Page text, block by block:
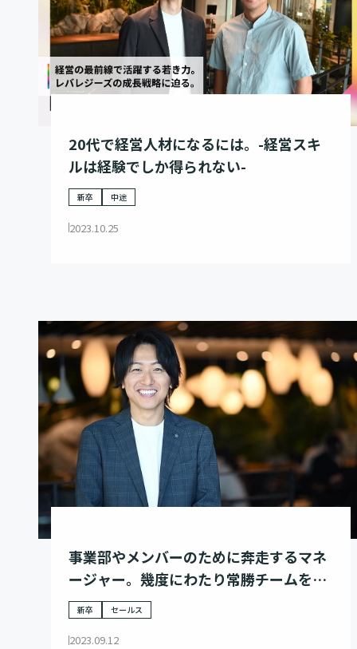
20代で経営人材になるには。-経営スキ
ルは経験でしか得られない-
新卒 中途
2023.10.25
事業部やメンバーのために奔走するマネ
ージャー。幾度にわたり常勝チームをつ
くりだせる手腕とは
新卒 セールス
2023.09.12